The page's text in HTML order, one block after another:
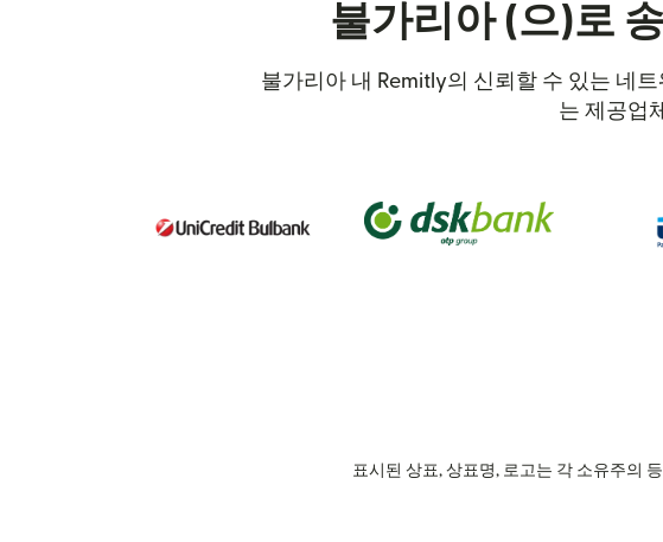
불가리아 (으)로
불가리아 내 Remitly의 신뢰할 수 있는 네
는 제공업
표시된 상표, 상표명, 로고는 각 소유주의